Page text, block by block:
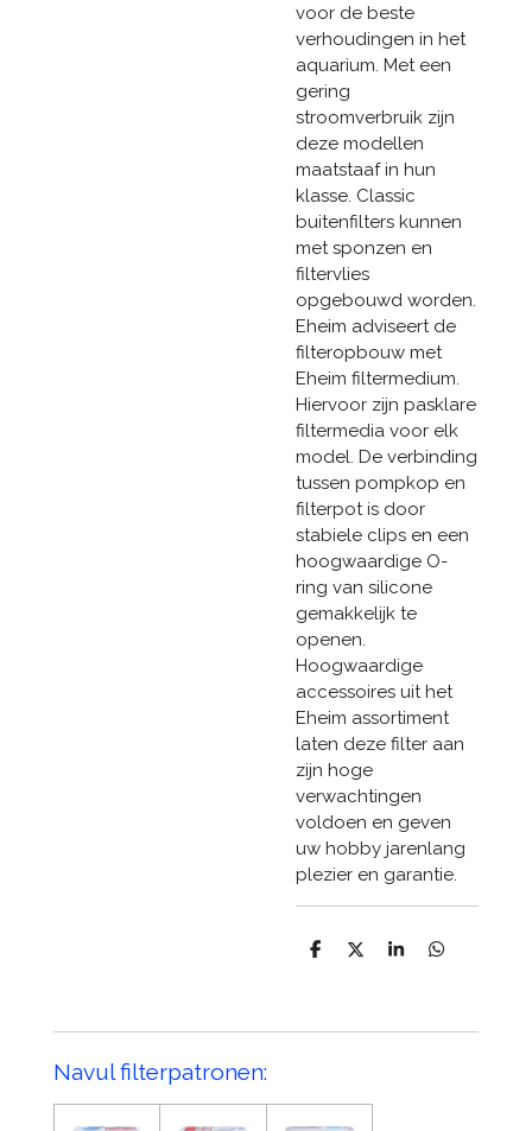
voor de beste
verhoudingen in het
aquarium. Met een
gering
stroomverbruik zijn
deze modellen
maatstaaf in hun
klasse. Classic
buitenfilters kunnen
met sponzen en
filtervlies
opgebouwd worden.
Eheim adviseert de
filteropbouw met
Eheim filtermedium.
Hiervoor zijn pasklare
filtermedia voor elk
model. De verbinding
tussen pompkop en
filterpot is door
stabiele clips en een
hoogwaardige O-
ring van silicone
gemakkelijk te
openen.
Hoogwaardige
accessoires uit het
Eheim assortiment
laten deze filter aan
zijn hoge
verwachtingen
voldoen en geven
uw hobby jarenlang
plezier en garantie.
D
D
S
D
Navul filterpatronen: